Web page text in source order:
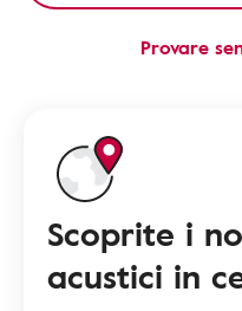
Provare
Scoprite i
acustici in